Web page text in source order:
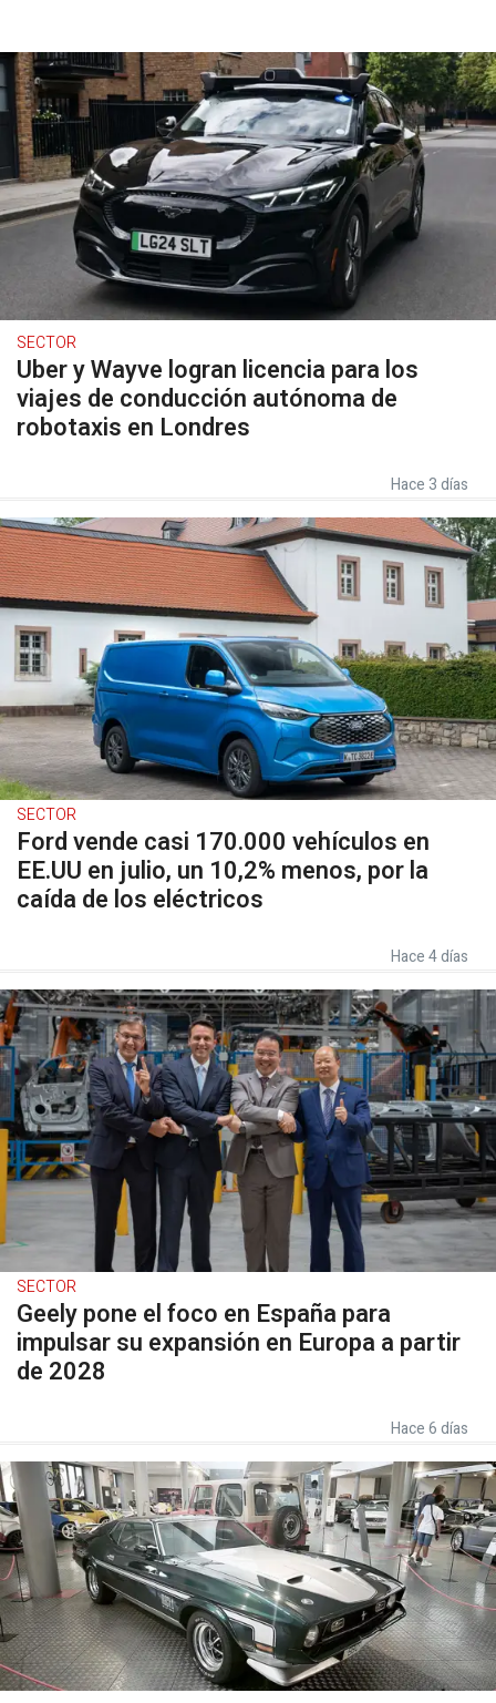
SECTOR
Uber y Wayve logran licencia para los
viajes de conducción autónoma de
robotaxis en Londres
Hace 3 días
SECTOR
Ford vende casi 170.000 vehículos en
EE.UU en julio, un 10,2% menos, por la
caída de los eléctricos
Hace 4 días
SECTOR
Geely pone el foco en España para
impulsar su expansión en Europa a partir
de 2028
Hace 6 días